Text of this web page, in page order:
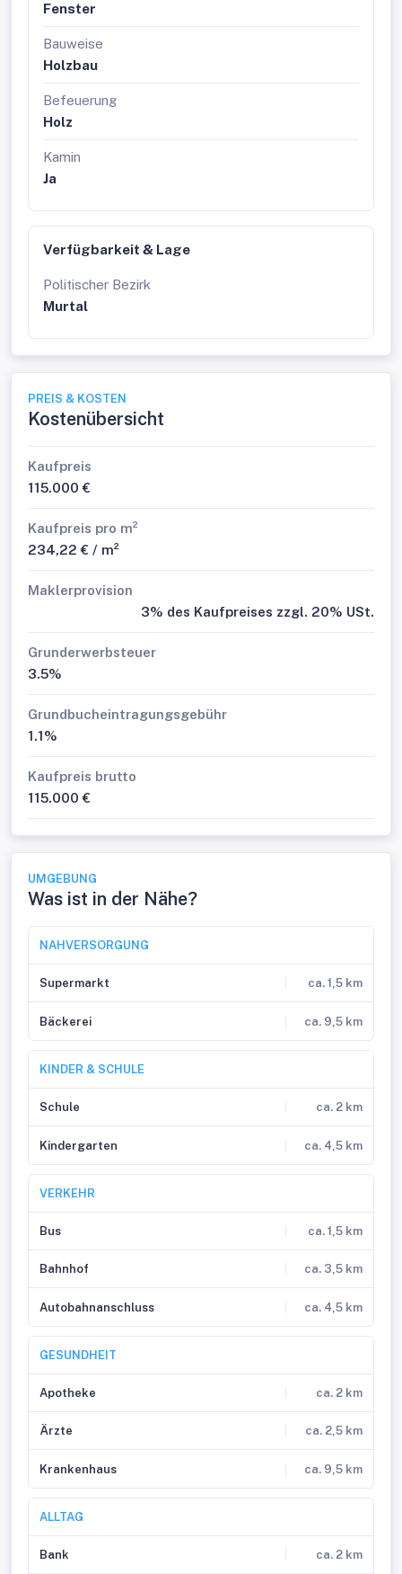
Fenster
Bauweise
Holzbau
Befeuerung
Holz
Kamin
Ja
Verfügbarkeit & Lage
Politischer Bezirk
Murtal
PREIS & KOSTEN
Kostenübersicht
Kaufpreis
115.000 €
Kaufpreis pro m²
234,22 € / m²
Maklerprovision
3% des Kaufpreises zzgl. 20% USt.
Grunderwerbsteuer
3.5%
Grundbucheintragungsgebühr
1.1%
Kaufpreis brutto
115.000 €
UMGEBUNG
Was ist in der Nähe?
NAHVERSORGUNG
Supermarkt ca. 1,5 km
Bäckerei ca. 9,5 km
KINDER & SCHULE
Schule ca. 2 km
Kindergarten ca. 4,5 km
VERKEHR
Bus ca. 1,5 km
Bahnhof ca. 3,5 km
Autobahnanschluss ca. 4,5 km
GESUNDHEIT
Apotheke ca. 2 km
Ärzte ca. 2,5 km
Krankenhaus ca. 9,5 km
ALLTAG
Bank ca. 2 km